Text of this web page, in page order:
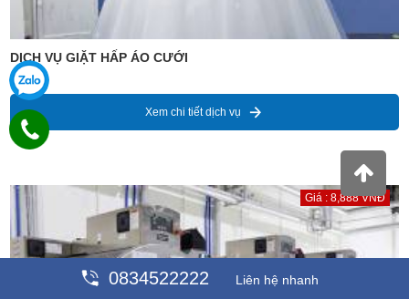
DỊCH VỤ GIẶT HẤP ÁO CƯỚI
Xem chi tiết dịch vụ
Giá : 8,888 VNĐ
0834522222 Liên hệ nhanh